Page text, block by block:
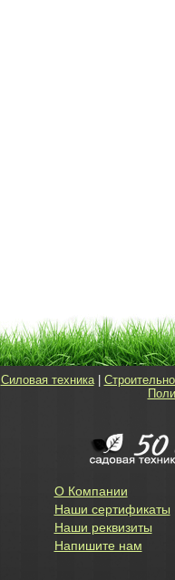
Силовая техника|
О Компании
Наши сертификаты
Наши реквизиты
Напишите нам